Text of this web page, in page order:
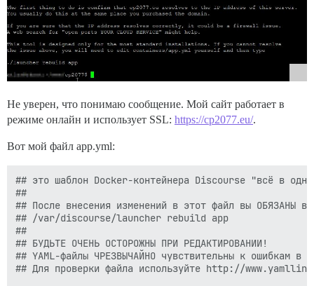
Не уверен, что понимаю сообщение. Мой сайт работает в
режиме онлайн и использует SSL: https://cp2077.eu/.
Вот мой файл app.yml:
## это шаблон Docker-контейнера Discourse "всё в
##
## После внесения изменений в этот файл вы ОБЯЗАНЫ
## /var/discourse/launcher rebuild app
##
## БУДЬТЕ ОЧЕНЬ ОСТОРОЖНЫ ПРИ РЕДАКТИРОВАНИИ!
## YAML-файлы ЧРЕЗВЫЧАЙНО чувствительны к ошибкам в
## Для проверки файла используйте http://